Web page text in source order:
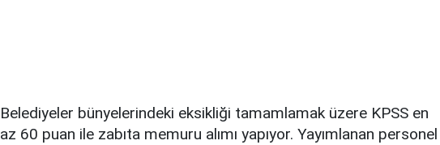
Belediyeler bünyelerindeki eksikliği tamamlamak üzere KPSS en
az 60 puan ile zabıta memuru alımı yapıyor. Yayımlanan personel